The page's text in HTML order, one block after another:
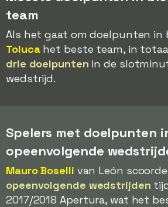
team
Als het gaat om doelpunten in
Tolucahet beste team, in
drie doelpunten in de
wedstrijd.
Spelers met doelpunten
opeenvolgende
Mauro Boselli van León
opeenvolgende wedstrijden
2017/2018 Apertura, wat het